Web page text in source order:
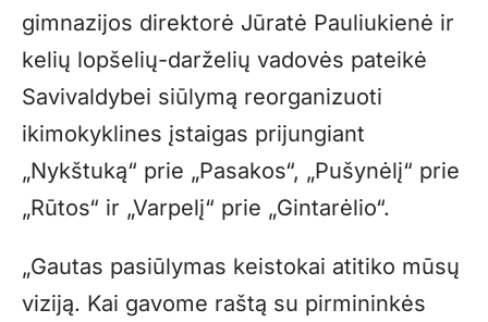
gimnazijos direktorė Jūratė Pauliukienė ir
kelių lopšelių-darželių vadovės pateikė
Savivaldybei siūlymą reorganizuoti
ikimokyklines įstaigas prijungiant
„Nykštuką“ prie „Pasakos“, „Pušynėlį“ prie
„Rūtos“ ir „Varpelį“ prie „Gintarėlio“.
„Gautas pasiūlymas keistokai atitiko mūsų
viziją. Kai gavome raštą su pirmininkės